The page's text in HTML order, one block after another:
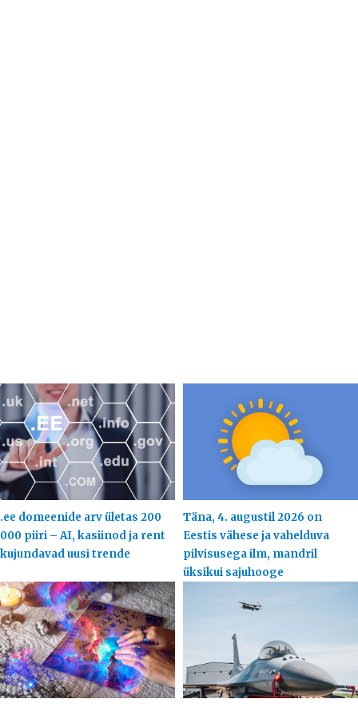
.ee domeenide arv ületas 200
000 piiri – AI, kasiinod ja rent
kujundavad uusi trende
Täna, 4. augustil 2026 on
Eestis vähese ja vahelduva
pilvisusega ilm, mandril
üksikui sajuhooge